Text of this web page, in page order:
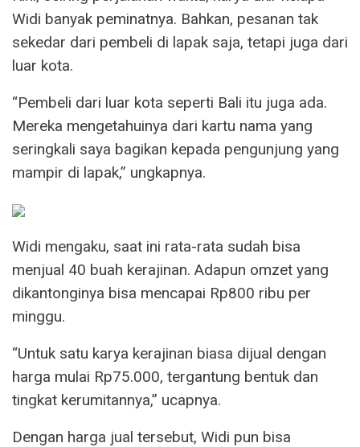
Widi banyak peminatnya. Bahkan, pesanan tak
sekedar dari pembeli di lapak saja, tetapi juga dari
luar kota.
“Pembeli dari luar kota seperti Bali itu juga ada.
Mereka mengetahuinya dari kartu nama yang
seringkali saya bagikan kepada pengunjung yang
mampir di lapak,” ungkapnya.
Widi mengaku, saat ini rata-rata sudah bisa
menjual 40 buah kerajinan. Adapun omzet yang
dikantonginya bisa mencapai Rp800 ribu per
minggu.
“Untuk satu karya kerajinan biasa dijual dengan
harga mulai Rp75.000, tergantung bentuk dan
tingkat kerumitannya,” ucapnya.
Dengan harga jual tersebut, Widi pun bisa